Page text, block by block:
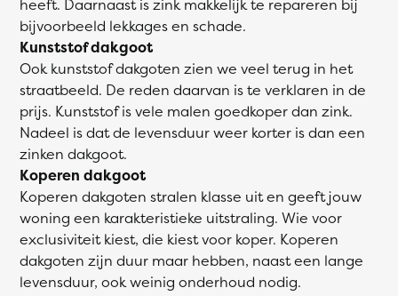
heeft. Daarnaast is zink makkelijk te repareren bij
bijvoorbeeld lekkages en schade.
Kunststof dakgoot
Ook kunststof dakgoten zien we veel terug in het
straatbeeld. De reden daarvan is te verklaren in de
prijs. Kunststof is vele malen goedkoper dan zink.
Nadeel is dat de levensduur weer korter is dan een
zinken dakgoot.
Koperen dakgoot
Koperen dakgoten stralen klasse uit en geeft jouw
woning een karakteristieke uitstraling. Wie voor
exclusiviteit kiest, die kiest voor koper. Koperen
dakgoten zijn duur maar hebben, naast een lange
levensduur, ook weinig onderhoud nodig.